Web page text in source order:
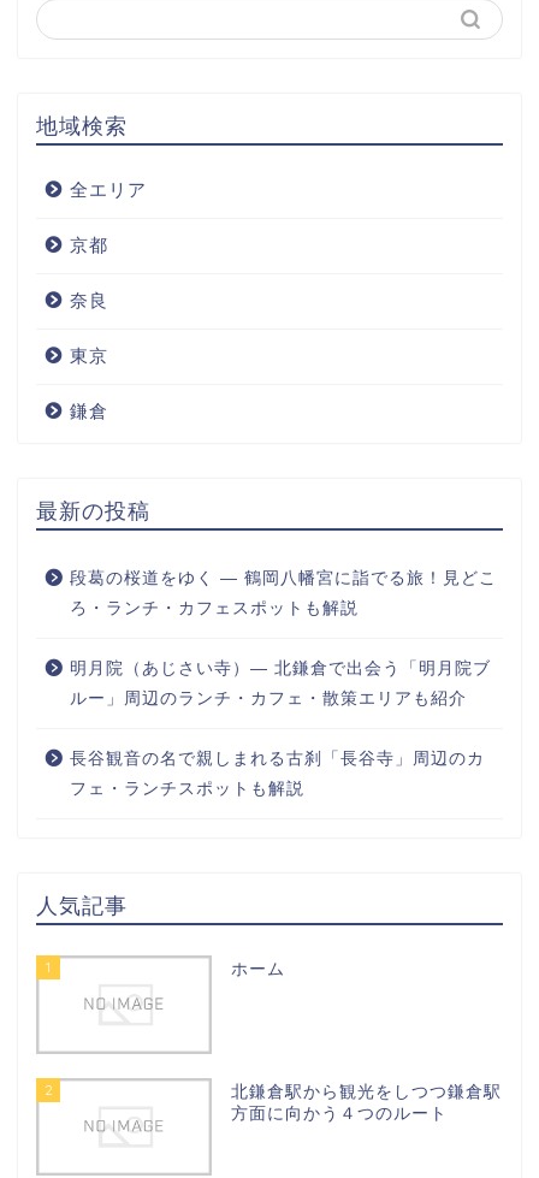
地域検索
全エリア
京都
奈良
東京
鎌倉
最新の投稿
段葛の桜道をゆく ― 鶴岡八幡宮に詣でる旅！見どこ
ろ・ランチ・カフェスポットも解説
明月院（あじさい寺）― 北鎌倉で出会う「明月院ブ
ルー」周辺のランチ・カフェ・散策エリアも紹介
長谷観音の名で親しまれる古刹「長谷寺」周辺のカ
フェ・ランチスポットも解説
人気記事
1 ホーム
2
北鎌倉駅から観光をしつつ鎌倉駅
方面に向かう４つのルート